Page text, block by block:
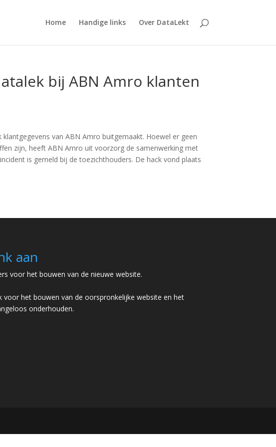
Home Handige links Over DataLekt
bij ABN Amro klanten
van ABN Amro buitgemaakt. Hoewel er geen
zijn, heeft ABN Amro uit voorzorg de samenwerking met
is gemeld bij de toezichthouders. De hack vond plaats
aan
voor het bouwen van de nieuwe website.
voor het bouwen van de oorspronkelijke website en het
onderhouden.